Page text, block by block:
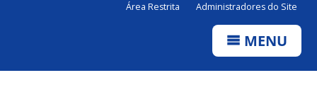
Área Restrita Administradores do Site
MENU